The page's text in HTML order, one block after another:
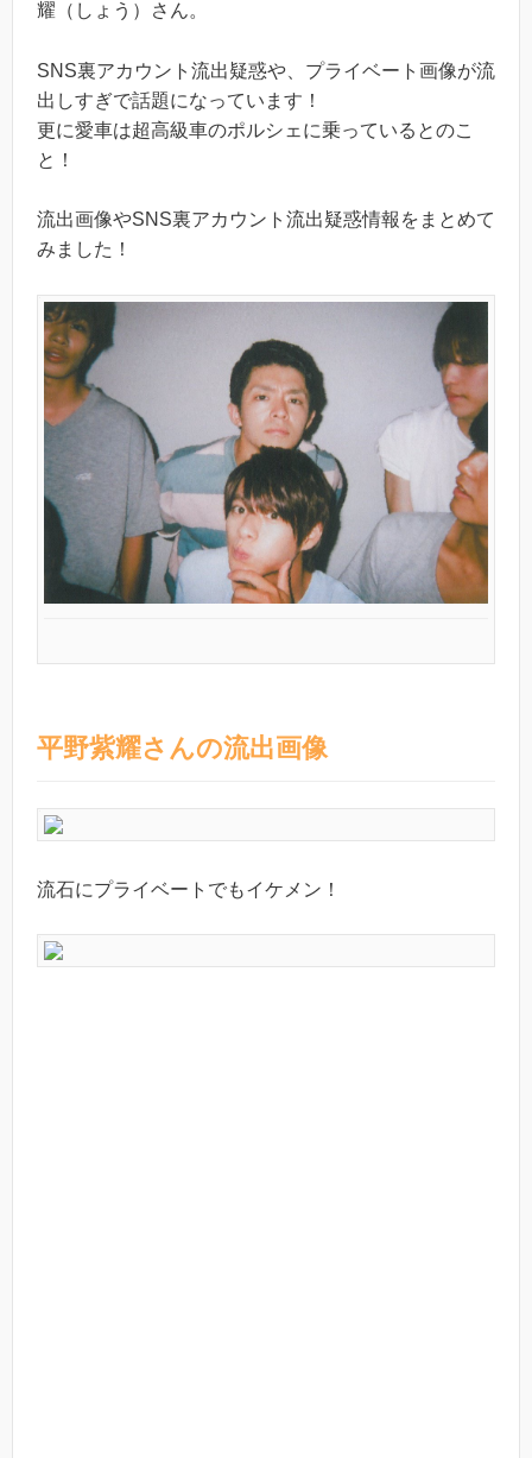
耀（しょう）さん。
SNS裏アカウント流出疑惑や、プライベート画像が流
出しすぎで話題になっています！
更に愛車は超高級車のポルシェに乗っているとのこ
と！
流出画像やSNS裏アカウント流出疑惑情報をまとめて
みました！
平野紫耀さんの流出画像
流石にプライベートでもイケメン！